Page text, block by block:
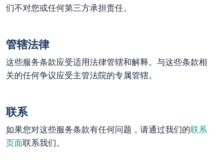
们不对您或任何第三方承担责任。
管辖法律
这些服务条款应受适用法律管辖和解释。与这些条款相
关的任何争议应受主管法院的专属管辖。
联系
如果您对这些服务条款有任何问题，请通过我们的联系
页面联系我们。